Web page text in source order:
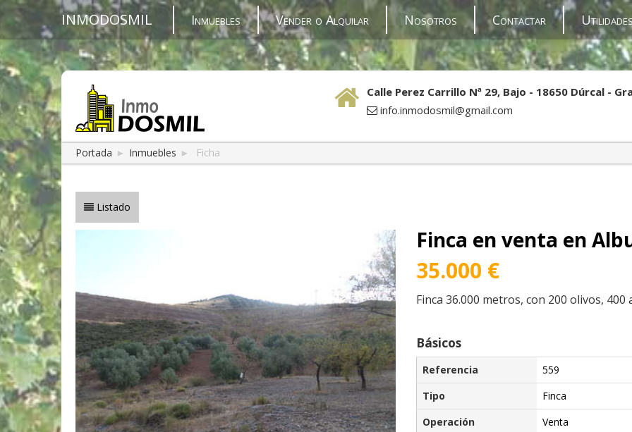
INMODOSMIL Inmuebles Vender o Alquilar Nosotros Contactar
Calle Perez Carrillo Nª 29, Bajo - 18650 Dúrcal -
info.inmodosmil@gmail.com
Portada ► Inmuebles ► Ficha
Listado
Finca en venta en
35.000 €
Finca 36.000 metros, con 200 olivos,
Básicos
Referencia
559
Tipo
Finca
Operación
Venta